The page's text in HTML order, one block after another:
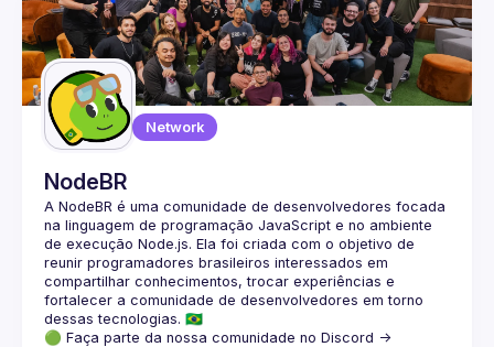
Events
Guilds
Network
NodeBR
A NodeBR é uma comunidade de desenvolvedores focada
na linguagem de programação JavaScript e no ambiente
de execução Node.js. Ela foi criada com o objetivo de
reunir programadores brasileiros interessados em
compartilhar conhecimentos, trocar experiências e
fortalecer a comunidade de desenvolvedores em torno
🟢 Faça parte da nossa comunidade no Discord ->